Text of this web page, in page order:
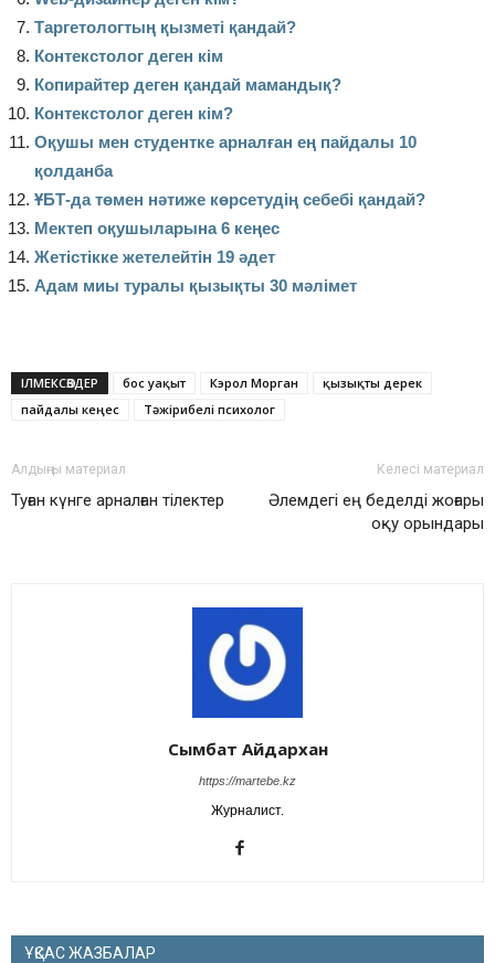
Таргетологтың қызметі қандай?
Контекстолог деген кім
Копирайтер деген қандай мамандық?
Контекстолог деген кім?
Оқушы мен студентке арналған ең пайдалы 10
қолданба
ҰБТ-да төмен нәтиже көрсетудің себебі қандай?
Мектеп оқушыларына 6 кеңес
Жетістікке жетелейтін 19 әдет
Адам миы туралы қызықты 30 мәлімет
ІЛМЕКСӨЗДЕР бос уақыт Кэрол Морган
қызықты дерек
пайдалы кеңес
Тәжірибелі психолог
Алдыңғы материал
Туған күнге арналған тілектер
Келесі материал
Әлемдегі ең беделді жоғары
оқу орындары
Сымбат Айдархан
https://martebe.kz
Журналист.
ҰҚСАС ЖАЗБАЛАР